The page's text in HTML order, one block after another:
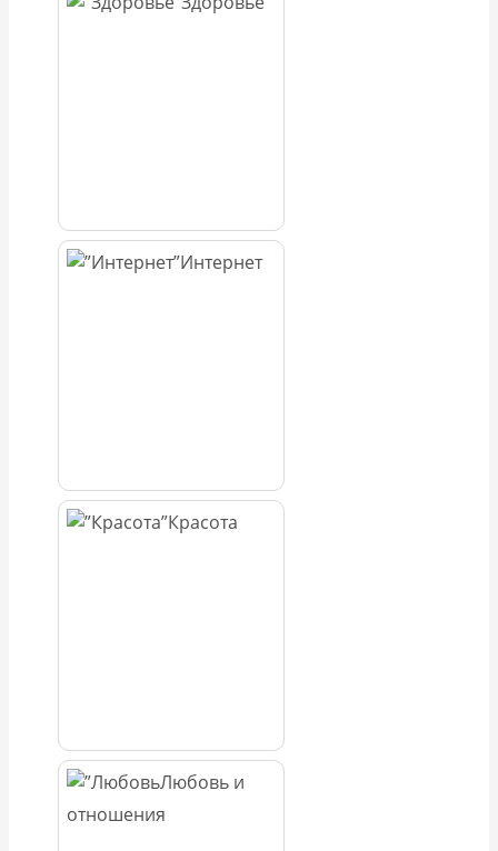
Интернет
Красота
Любовь и
отношения